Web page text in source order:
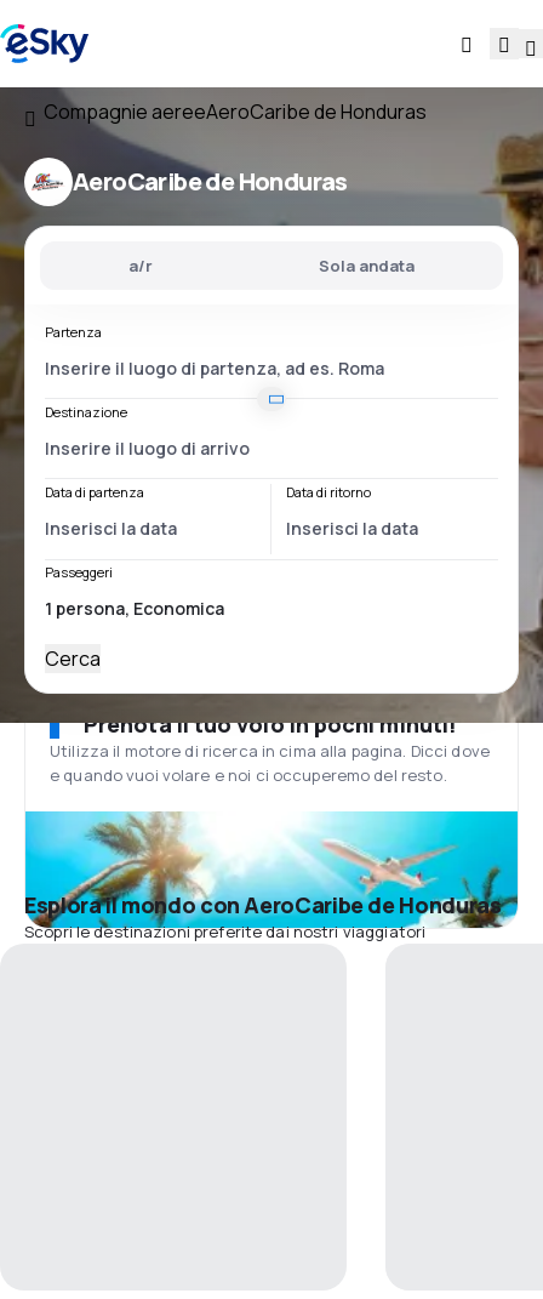
Compagnie aereeAeroCaribe de Honduras
AeroCaribe de Honduras
a/r Sola andata
Partenza
Destinazione
Data di partenza Data di ritorno
Passeggeri
Cerca
Prenota il tuo volo in pochi minuti!
Utilizza il motore di ricerca in cima alla pagina. Dicci dove
e quando vuoi volare e noi ci occuperemo del resto.
Esplora il mondo con AeroCaribe de Honduras
Scopri le destinazioni preferite dai nostri viaggiatori